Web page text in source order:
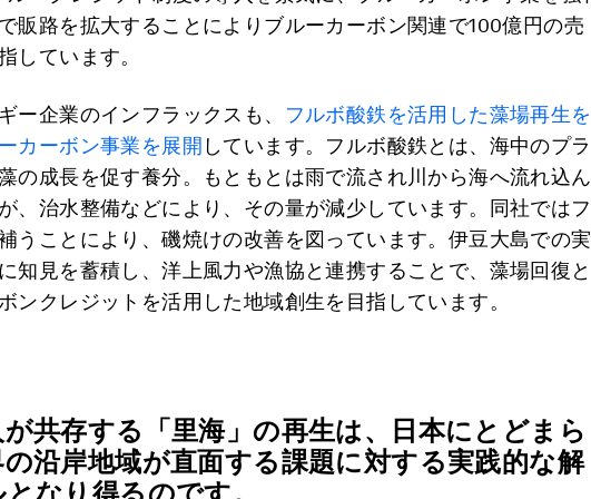
販路を拡大することによりブルーカーボン関連で100億円の売
しています。
ー企業のインフラックスも、
フルボ酸鉄を活用した藻場再生を
カーボン事業を展開 しています。フルボ酸鉄とは、海中のプラ
の成長を促す養分。もともとは雨で流され川から海へ流れ込ん
、治水整備などにより、その量が減少しています。同社ではフ
うことにより、磯焼けの改善を図っています。伊豆大島での実
知見を蓄積し、洋上風力や漁協と連携することで、藻場回復と
ンクレジットを活用した地域創生を目指しています。
共存する「里海」の再生は、日本にとどまら
沿岸地域が直面する課題に対する実践的な解